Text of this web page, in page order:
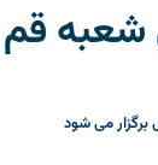
شعبه قم
می شود